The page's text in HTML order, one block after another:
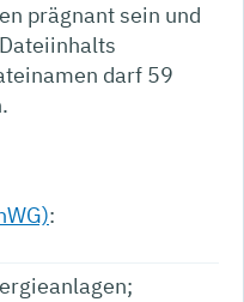
prägnant sein und
darf 59
: